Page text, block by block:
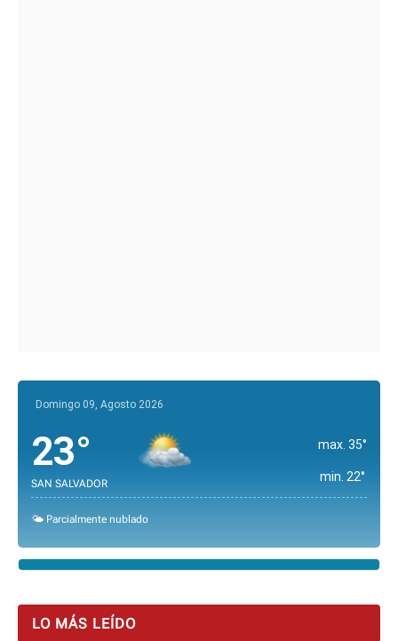
Domingo 09, Agosto 2026
23°
SAN SALVADOR
max. 35°
min. 22°
🌤️ Parcialmente nublado
LO MÁS LEÍDO